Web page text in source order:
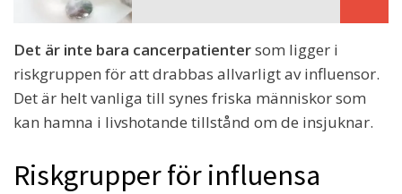
Det är inte bara cancerpatientersom ligger i
riskgruppen för att drabbas allvarligt av influensor.
Det är helt vanliga till synes friska människor som
kan hamna i livshotande tillstånd om de insjuknar.
Riskgrupper för influensa